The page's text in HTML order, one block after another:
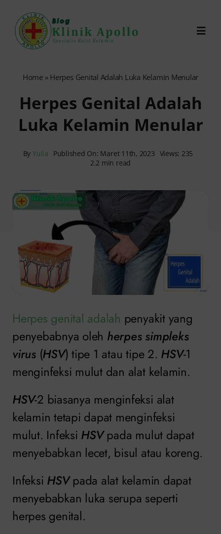
content
0821-1099-9870
Home» Herpes Genital Adalah Luka Kelamin Menular
Herpes Genital Adalah
Luka Kelamin Menular
ByYulia Published On: Maret 11th, 2023 Views: 235
2.2 min read
Herpes genital adalah penyakit yang
penyebabnya oleh herpes simpleks
virus(HSV) tipe 1 atau tipe 2. HSV-1
menginfeksi mulut dan alat kelamin.
HSV-2 biasanya menginfeksi alat
kelamin tetapi dapat menginfeksi
mulut. Infeksi HSVpada mulut dapat
menyebabkan lecet, bisul atau koreng.
Infeksi HSVpada alat kelamin dapat
menyebabkan luka serupa seperti
herpes genital.